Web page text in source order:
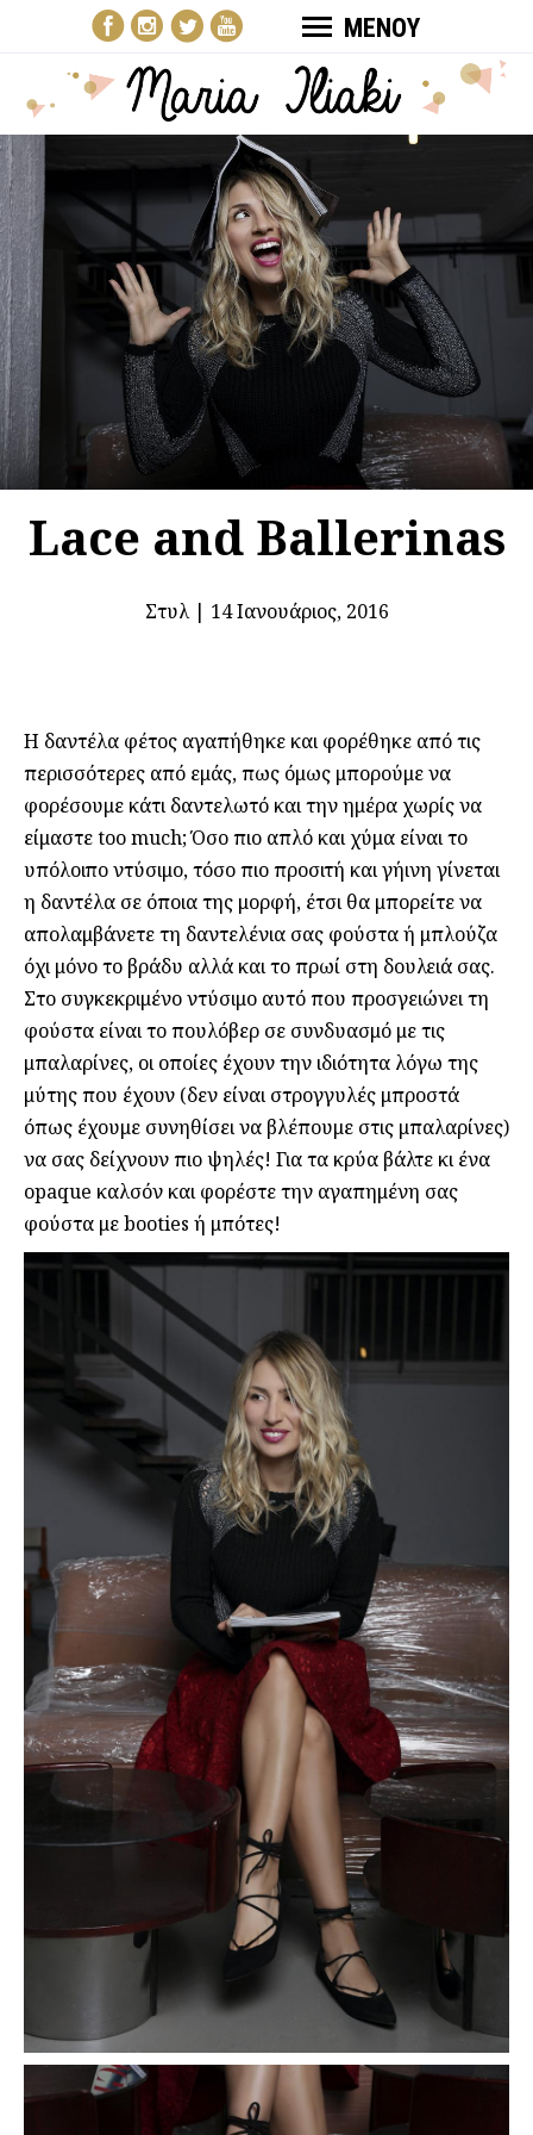
ΜΕΝΟΥ
Lace and Ballerinas
Στυλ| 14 Ιανουάριος, 2016
Η δαντέλα φέτος αγαπήθηκε και φορέθηκε από τις
περισσότερες από εμάς, πως όμως μπορούμε να
φορέσουμε κάτι δαντελωτό και την ημέρα χωρίς να
είμαστε too much; Όσο πιο απλό και χύμα είναι το
υπόλοιπο ντύσιμο, τόσο πιο προσιτή και γήινη γίνεται
η δαντέλα σε όποια της μορφή, έτσι θα μπορείτε να
απολαμβάνετε τη δαντελένια σας φούστα ή μπλούζα
όχι μόνο το βράδυ αλλά και το πρωί στη δουλειά σας.
Στο συγκεκριμένο ντύσιμο αυτό που προσγειώνει τη
φούστα είναι το πουλόβερ σε συνδυασμό με τις
μπαλαρίνες, οι οποίες έχουν την ιδιότητα λόγω της
μύτης που έχουν (δεν είναι στρογγυλές μπροστά
όπως έχουμε συνηθίσει να βλέπουμε στις μπαλαρίνες)
να σας δείχνουν πιο ψηλές! Για τα κρύα βάλτε κι ένα
opaque καλσόν και φορέστε την αγαπημένη σας
φούστα με booties ή μπότες!